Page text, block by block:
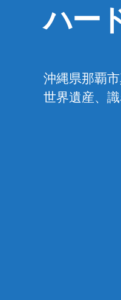
ハー
沖縄県那覇
世界遺産、